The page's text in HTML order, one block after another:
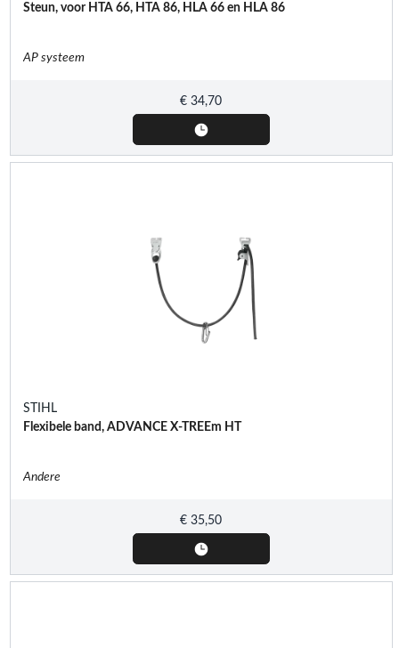
Steun, voor HTA 66, HTA 86, HLA 66 en HLA 86
AP systeem
€ 34,70
STIHL
Flexibele band, ADVANCE X-TREEm HT
Andere
€ 35,50